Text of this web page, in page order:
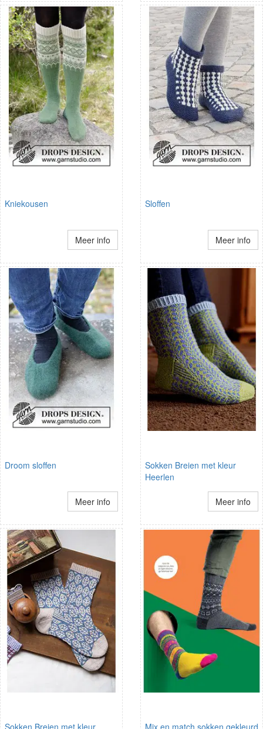
Kniekousen
Meer info
Sloffen
Meer info
Droom sloffen
Meer info
Sokken Breien met kleur
Heerlen
Meer info
Sokken Breien met kleur Mix en match sokken gekleurd